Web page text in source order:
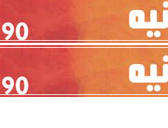
لمواجهة برشلونة
جامبر
الزمالك